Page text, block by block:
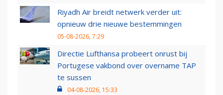
Riyadh Air breidt netwerk verder uit:
opnieuw drie nieuwe bestemmingen
05-08-2026, 7:29
Directie Lufthansa probeert onrust bij
Portugese vakbond over overname TAP
te sussen
04-08-2026, 15:33